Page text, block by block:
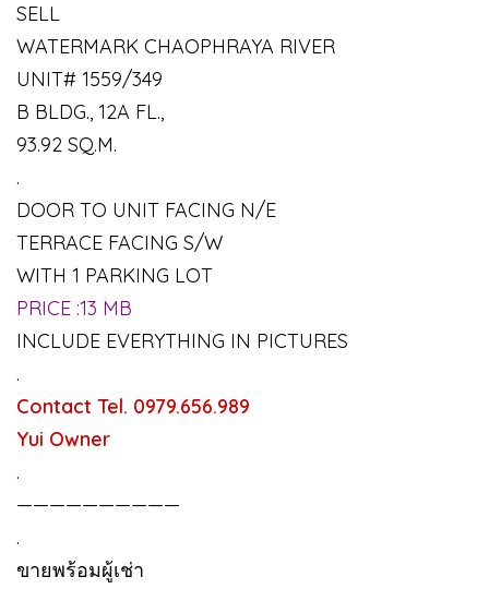
SELL
WATERMARK CHAOPHRAYA RIVER
UNIT# 1559/349
B BLDG., 12A FL.,
93.92 SQ.M.
.
DOOR TO UNIT FACING N/E
TERRACE FACING S/W
WITH 1 PARKING LOT
PRICE :13 MB
INCLUDE EVERYTHING IN PICTURES
.
Contact Tel. 0979.656.989
Yui Owner
.
——————————
.
ขายพร้อมผู้เช่า